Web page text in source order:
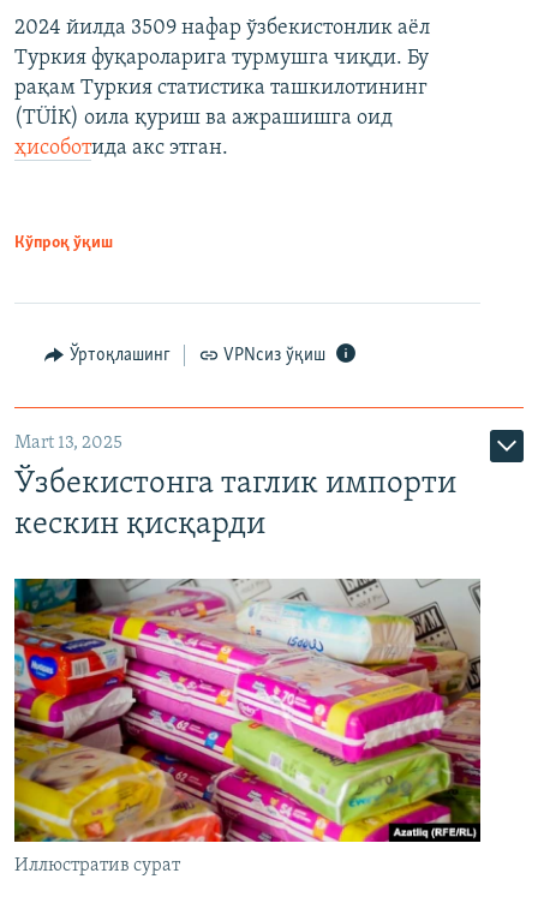
2024 йилда 3509 нафар ўзбекистонлик аёл
Туркия фуқароларига турмушга чиқди. Бу
рақам Туркия статистика ташкилотининг
(ТÜİК) оила қуриш ва ажрашишга оид
ҳисоботида акс этган.
Кўпроқ ўқиш
Ўртоқлашинг VPNсиз ўқиш
Mart 13, 2025
Ўзбекистонга таглик импорти
кескин қисқарди
Иллюстратив сурат